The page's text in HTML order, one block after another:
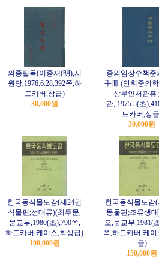
의종필독(이중재(明),서
원당,1976.6.28,392쪽,하
드카버,상급)
30,000원
중의임상수책준
手冊 (안휘중의
상무인서관홍
관,,1975.5(초
드카버,상
30,000원
한국동식물도감(제24권
식물편;선태류)(최두문,
문교부,1980(초),790쪽,
하드카버,케이스,최상급)
100,000원
한국동식물도감(
동물편;조류생
오,문교부,1981(
쪽,하드카버,케
급)
150,000원